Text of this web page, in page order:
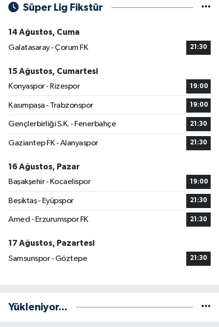
Süper Lig Fikstür
14 Ağustos, Cuma
Galatasaray - Çorum FK
21:30
15 Ağustos, Cumartesi
Konyaspor - Rizespor
19:00
Kasımpaşa - Trabzonspor 19:00
Gençlerbirliği S.K. - Fenerbahçe 21:30
Gaziantep FK - Alanyaspor 21:30
16 Ağustos, Pazar
Başakşehir - Kocaelispor
19:00
Beşiktaş - Eyüpspor 21:30
Amed - Erzurumspor FK 21:30
17 Ağustos, Pazartesi
Samsunspor - Göztepe
21:30
Yükleniyor...